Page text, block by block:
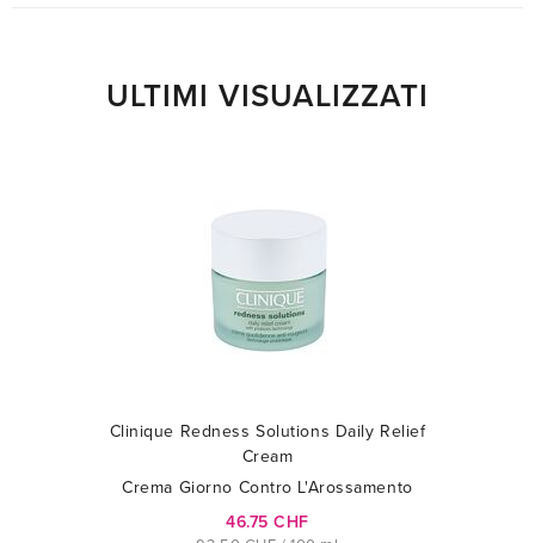
ULTIMI VISUALIZZATI
Clinique Redness Solutions Daily Relief
Cream
Crema Giorno Contro L'Arossamento
46.75 CHF